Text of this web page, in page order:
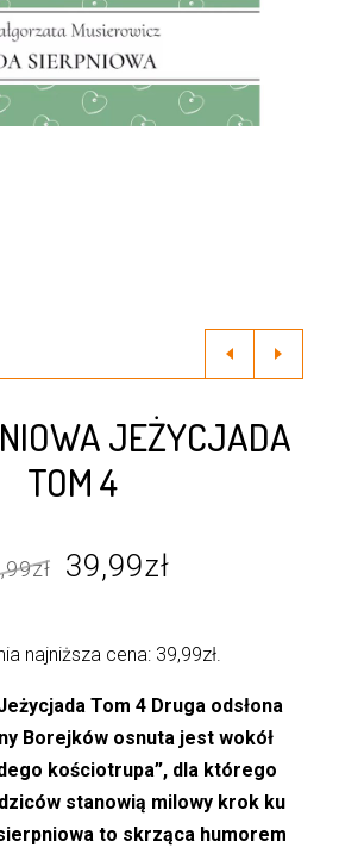
JEŻYCJADA
TOM 4
zł
Pierwotna
wynosiła:
49,99zł.
39,99zł
wynosi:
39,99zł.
najniższa cena: 39,99zł.
Tom 4 Druga odsłona
Borejków osnuta jest wokół
kościotrupa”, dla którego
stanowią milowy krok ku
to skrząca humorem